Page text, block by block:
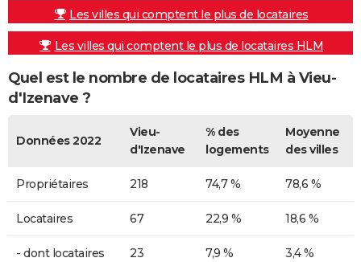
Les villes qui comptent le plus de locataires
Les villes qui comptent le plus de locataires HLM
Quel est le nombre de locataires HLM à Vieu-
d'Izenave ?
Données 2022
Vieu-
d'Izenave
% des
logements
Moyenne
des villes
Propriétaires 218 74,7 % 78,6 %
Locataires 67 22,9 % 18,6 %
- dont locataires
23 7,9 % 3,4 %